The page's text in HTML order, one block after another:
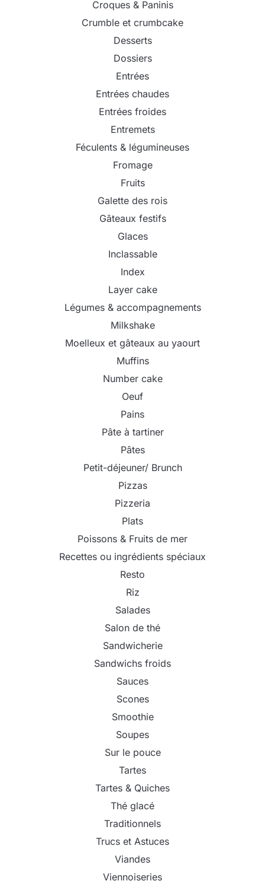
Croques & Paninis
Crumble et crumbcake
Desserts
Dossiers
Entrées
Entrées chaudes
Entrées froides
Entremets
Féculents & légumineuses
Fromage
Fruits
Galette des rois
Gâteaux festifs
Glaces
Inclassable
Index
Layer cake
Légumes & accompagnements
Milkshake
Moelleux et gâteaux au yaourt
Muffins
Number cake
Oeuf
Pains
Pâte à tartiner
Pâtes
Petit-déjeuner/ Brunch
Pizzas
Pizzeria
Plats
Poissons & Fruits de mer
Recettes ou ingrédients spéciaux
Resto
Riz
Salades
Salon de thé
Sandwicherie
Sandwichs froids
Sauces
Scones
Smoothie
Soupes
Sur le pouce
Tartes
Tartes & Quiches
Thé glacé
Traditionnels
Trucs et Astuces
Viandes
Viennoiseries